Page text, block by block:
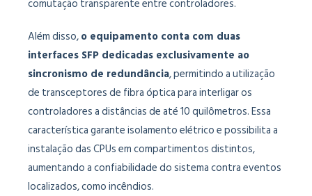
comutação transparente entre controladores.
Além disso,o equipamento conta com duas
interfaces SFP dedicadas exclusivamente ao
sincronismo de redundância, permitindo a utilização
de transceptores de fibra óptica para interligar os
controladores a distâncias de até 10 quilômetros. Essa
característica garante isolamento elétrico e possibilita a
instalação das CPUs em compartimentos distintos,
aumentando a confiabilidade do sistema contra eventos
localizados, como incêndios.